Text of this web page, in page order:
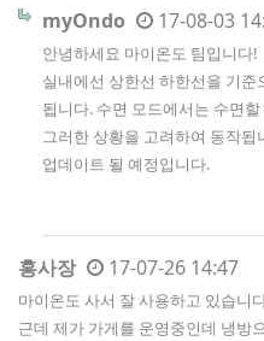
myOndo 17-08-03
안녕하세요 마이온도 팀입니다!
실내에선 상한선 하한선을 기
됩니다. 수면 모드에서는 수면
그러한 상황을 고려하여 동작
업데이트 될 예정입니다.
홍사장 17-07-26 14:47
마이온도 사서 잘 사용하고 있습니
근데 제가 가게를 운영중인데 냉방